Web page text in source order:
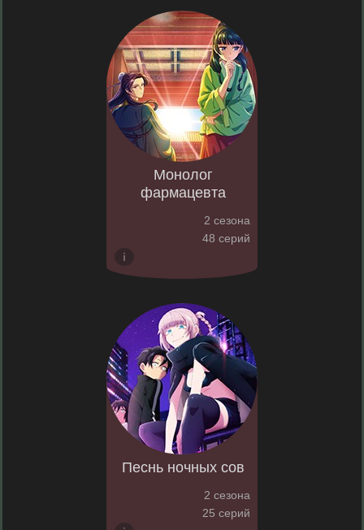
Монолог
фармацевта
2 сезона
48 серий
Песнь ночных сов
2 сезона
25 серий